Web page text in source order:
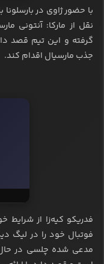
مارسی به خدمت بگیرد.